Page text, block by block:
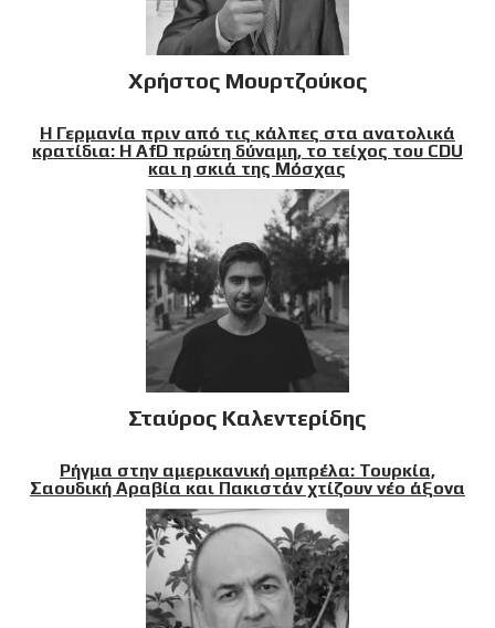
Χρήστος Μουρτζούκος
Η Γερμανία πριν από τις κάλπες στα ανατολικά
κρατίδια: Η AfD πρώτη δύναμη, το τείχος του CDU
και η σκιά της Μόσχας
Σταύρος Καλεντερίδης
Ρήγμα στην αμερικανική ομπρέλα: Τουρκία,
Σαουδική Αραβία και Πακιστάν χτίζουν νέο άξονα